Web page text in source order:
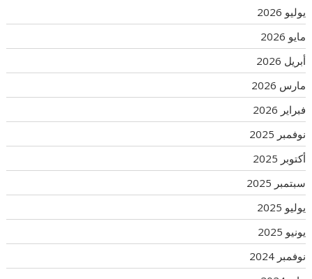
يوليو 2026
مايو 2026
أبريل 2026
مارس 2026
فبراير 2026
نوفمبر 2025
أكتوبر 2025
سبتمبر 2025
يوليو 2025
يونيو 2025
نوفمبر 2024